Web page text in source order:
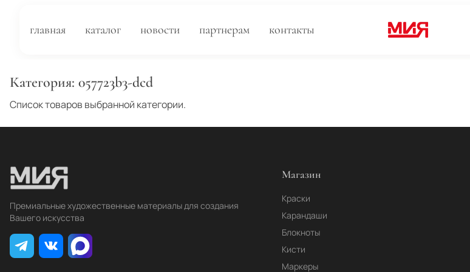
главная каталог новости партнерам контакты
Категория: 057723b3-dcd
Список товаров выбранной категории.
Премиальные художественные материалы для создания
Вашего искусства
Магазин
Краски
Карандаши
Блокноты
Кисти
Маркеры